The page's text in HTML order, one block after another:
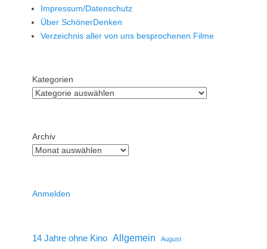
Impressum/Datenschutz
Über SchönerDenken
Verzeichnis aller von uns besprochenen Filme
Kategorien
Archiv
Anmelden
14 Jahre ohne Kino Allgemein August